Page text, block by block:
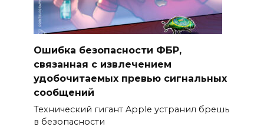
Ошибка безопасности ФБР,
связанная с извлечением
удобочитаемых превью сигнальных
сообщений
Технический гигант Apple устранил брешь
в безопасности